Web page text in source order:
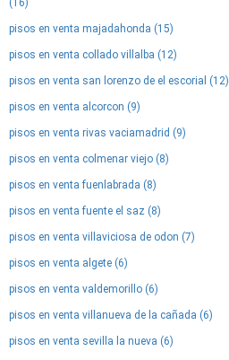
(16)
pisos en venta majadahonda (15)
pisos en venta collado villalba (12)
pisos en venta san lorenzo de el escorial (12)
pisos en venta alcorcon (9)
pisos en venta rivas vaciamadrid (9)
pisos en venta colmenar viejo (8)
pisos en venta fuenlabrada (8)
pisos en venta fuente el saz (8)
pisos en venta villaviciosa de odon (7)
pisos en venta algete (6)
pisos en venta valdemorillo (6)
pisos en venta villanueva de la cañada (6)
pisos en venta sevilla la nueva (6)